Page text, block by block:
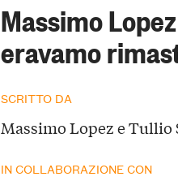
Massimo
eravamo
SCRITTO DA
Massimo Lopez e Tullio
IN COLLABORAZIONE CON